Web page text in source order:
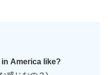
in America like?